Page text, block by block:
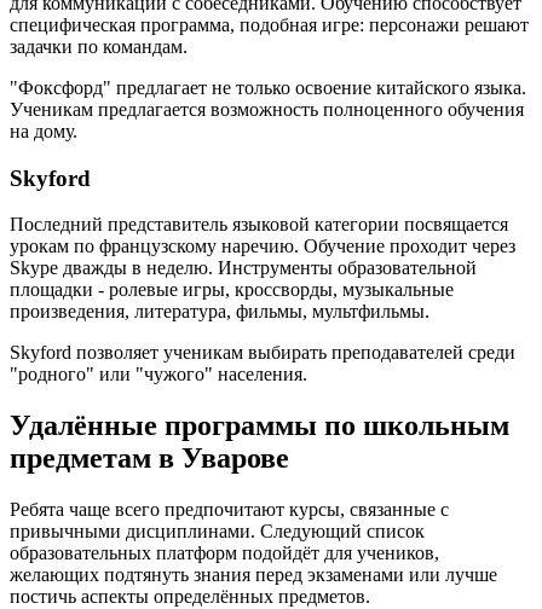
специфическая программа, подобная игре: персонажи решают
задачки по командам.
"Фоксфорд" предлагает не только освоение китайского языка.
Ученикам предлагается возможность полноценного обучения
на дому.
Skyford
Последний представитель языковой категории посвящается
урокам по французскому наречию. Обучение проходит через
Skype дважды в неделю. Инструменты образовательной
площадки - ролевые игры, кроссворды, музыкальные
произведения, литература, фильмы, мультфильмы.
Skyford позволяет ученикам выбирать преподавателей среди
"родного" или "чужого" населения.
Удалённые программы по школьным
предметам в Уварове
Ребята чаще всего предпочитают курсы, связанные с
привычными дисциплинами. Следующий список
образовательных платформ подойдёт для учеников,
желающих подтянуть знания перед экзаменами или лучше
постичь аспекты определённых предметов.